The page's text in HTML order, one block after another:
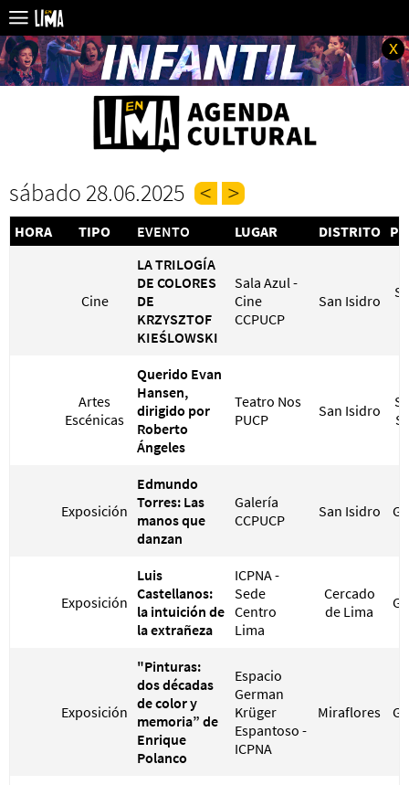
x
sábado 28.06.2025
HORA TIPO EVENTO LUGAR DISTRITO
Cine
LA TRILOGÍA
DE COLORES
DE
KRZYSZTOF
KIEŚLOWSKI
Sala Azul -
Cine
CCPUCP
San Isidro
Artes
Escénicas
Querido Evan
Hansen,
dirigido por
Roberto
Ángeles
Teatro Nos
PUCP
San Isidro
Exposición
Edmundo
Torres: Las
manos que
danzan
Galería
CCPUCP
San Isidro
Exposición
Luis
Castellanos:
la intuición de
la extrañeza
ICPNA -
Sede
Centro
Lima
Cercado
de Lima
Exposición
"Pinturas:
dos décadas
de color y
memoria” de
Enrique
Polanco
Espacio
German
Krüger
Espantoso -
ICPNA
Miraflores